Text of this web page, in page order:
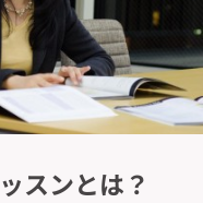
スンとは？